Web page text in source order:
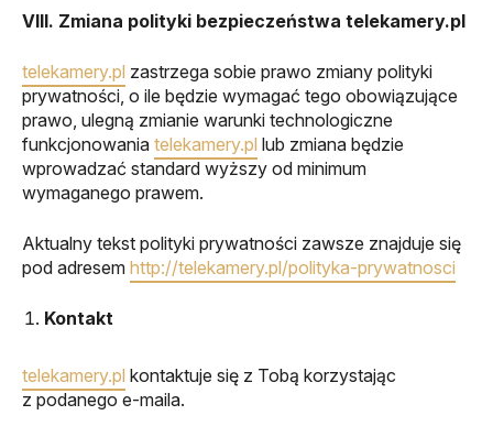
VIII. Zmiana polityki bezpieczeństwa telekamery.pl
telekamery.pl zastrzega sobie prawo zmiany polityki
prywatności, o ile będzie wymagać tego obowiązujące
prawo, ulegną zmianie warunki technologiczne
funkcjonowania telekamery.pl lub zmiana będzie
wprowadzać standard wyższy od minimum
wymaganego prawem.
Aktualny tekst polityki prywatności zawsze znajduje się
pod adresem http://telekamery.pl/polityka-prywatnosci
Kontakt
telekamery.pl kontaktuje się z Tobą korzystając
z podanego e-maila.